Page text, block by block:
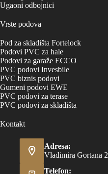
Ugaoni odbojnici
Vrste podova
Pod za skladišta Fortelock
Podovi PVC za hale
Podovi za garaže ECCO
PVC podovi Invesbile
PVC biznis podovi
Gumeni podovi EWE
PVC podovi za terase
PVC podovi za skladišta
Kontakt
Adresa:
Vladimira Gortana
Telefon: